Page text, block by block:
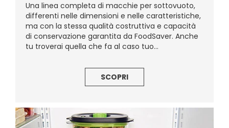
Una linea completa di macchie per sottovuoto,
differenti nelle dimensioni e nelle caratteristiche,
ma con la stessa qualità costruttiva e capacità
di conservazione garantita da FoodSaver. Anche
tu troverai quella che fa al caso tuo...
SCOPRI